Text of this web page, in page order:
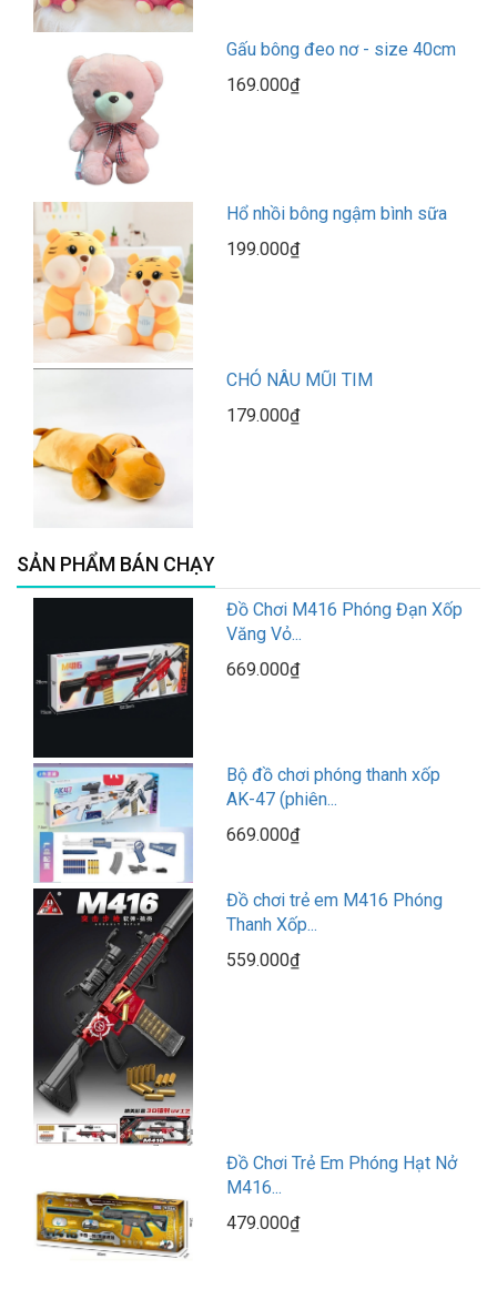
Gấu bông đeo nơ - size 40cm
169.000₫
Hổ nhồi bông ngậm bình sữa
199.000₫
CHÓ NÂU MŨI TIM
179.000₫
SẢN PHẨM BÁN CHẠY
Đồ Chơi M416 Phóng Đạn Xốp
Văng Vỏ...
669.000₫
Bộ đồ chơi phóng thanh xốp
AK-47 (phiên...
669.000₫
Đồ chơi trẻ em M416 Phóng
Thanh Xốp...
559.000₫
Đồ Chơi Trẻ Em Phóng Hạt Nở
M416...
479.000₫